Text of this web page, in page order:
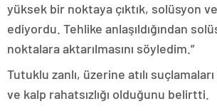
yüksek bir noktaya çıktık, solüsyon
ediyordu. Tehlike anlaşıldığından
noktalara aktarılmasını söyledim.”
Tutuklu zanlı, üzerine atılı
ve kalp rahatsızlığı olduğunu belirtti.